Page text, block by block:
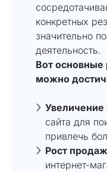
конкретных
значительно
деятельность.
Вот основные
можно
Увеличение
сайта для
привлечь
Рост
интернет-